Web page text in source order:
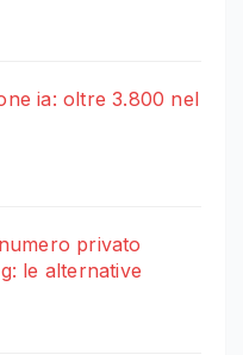
ia: oltre 3.800 nel
privato
le alternative